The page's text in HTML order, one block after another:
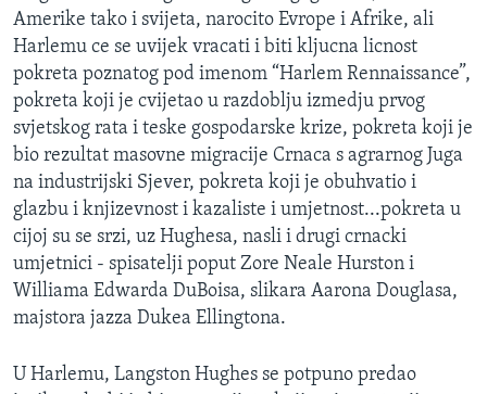
Amerike tako i svijeta, narocito Evrope i Afrike, ali
Harlemu ce se uvijek vracati i biti kljucna licnost
pokreta poznatog pod imenom “Harlem Rennaissance”,
pokreta koji je cvijetao u razdoblju izmedju prvog
svjetskog rata i teske gospodarske krize, pokreta koji je
bio rezultat masovne migracije Crnaca s agrarnog Juga
na industrijski Sjever, pokreta koji je obuhvatio i
glazbu i knjizevnost i kazaliste i umjetnost...pokreta u
cijoj su se srzi, uz Hughesa, nasli i drugi crnacki
umjetnici - spisatelji poput Zore Neale Hurston i
Williama Edwarda DuBoisa, slikara Aarona Douglasa,
majstora jazza Dukea Ellingtona.
U Harlemu, Langston Hughes se potpuno predao